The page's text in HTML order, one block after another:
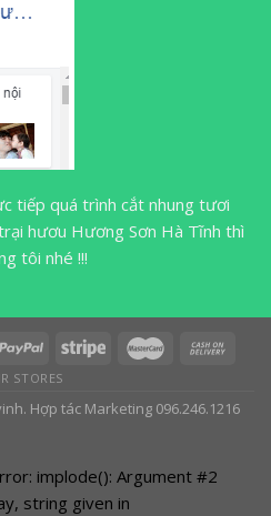
tiếp quá trình cắt nhung tươi
hươu Hương Sơn Hà Tĩnh thì
tôi nhé !!!
STORES
Hợp tác Marketing 096.246.1216
implode(): Argument #2
string given in